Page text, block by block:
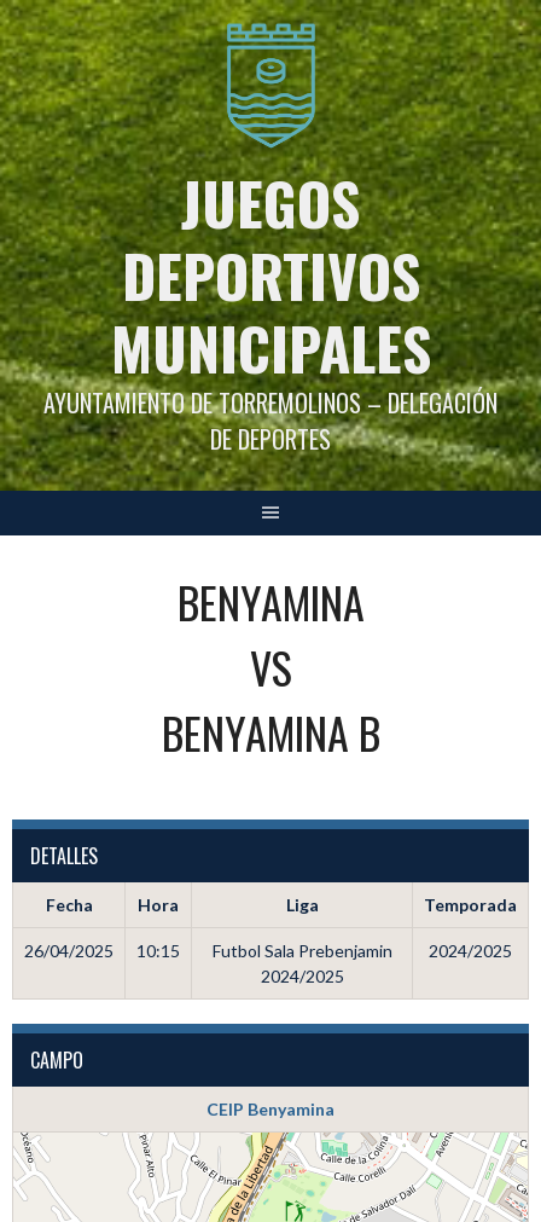
Saltar
al
contenido
JUEGOS
DEPORTIVOS
MUNICIPALES
AYUNTAMIENTO DE TORREMOLINOS – DELEGACIÓN
DE DEPORTES
BENYAMINA
VS
BENYAMINA B
DETALLES
Fecha Hora Liga Temporada
26/04/2025 10:15
Futbol Sala Prebenjamin
2024/2025
2024/2025
CAMPO
CEIP Benyamina